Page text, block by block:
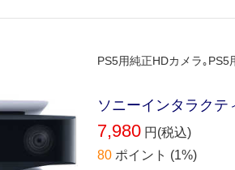
PS5用純正HDカメラ｡
ソニーインタラクテ
7,980 円(税込)
80 ポイント (1%)